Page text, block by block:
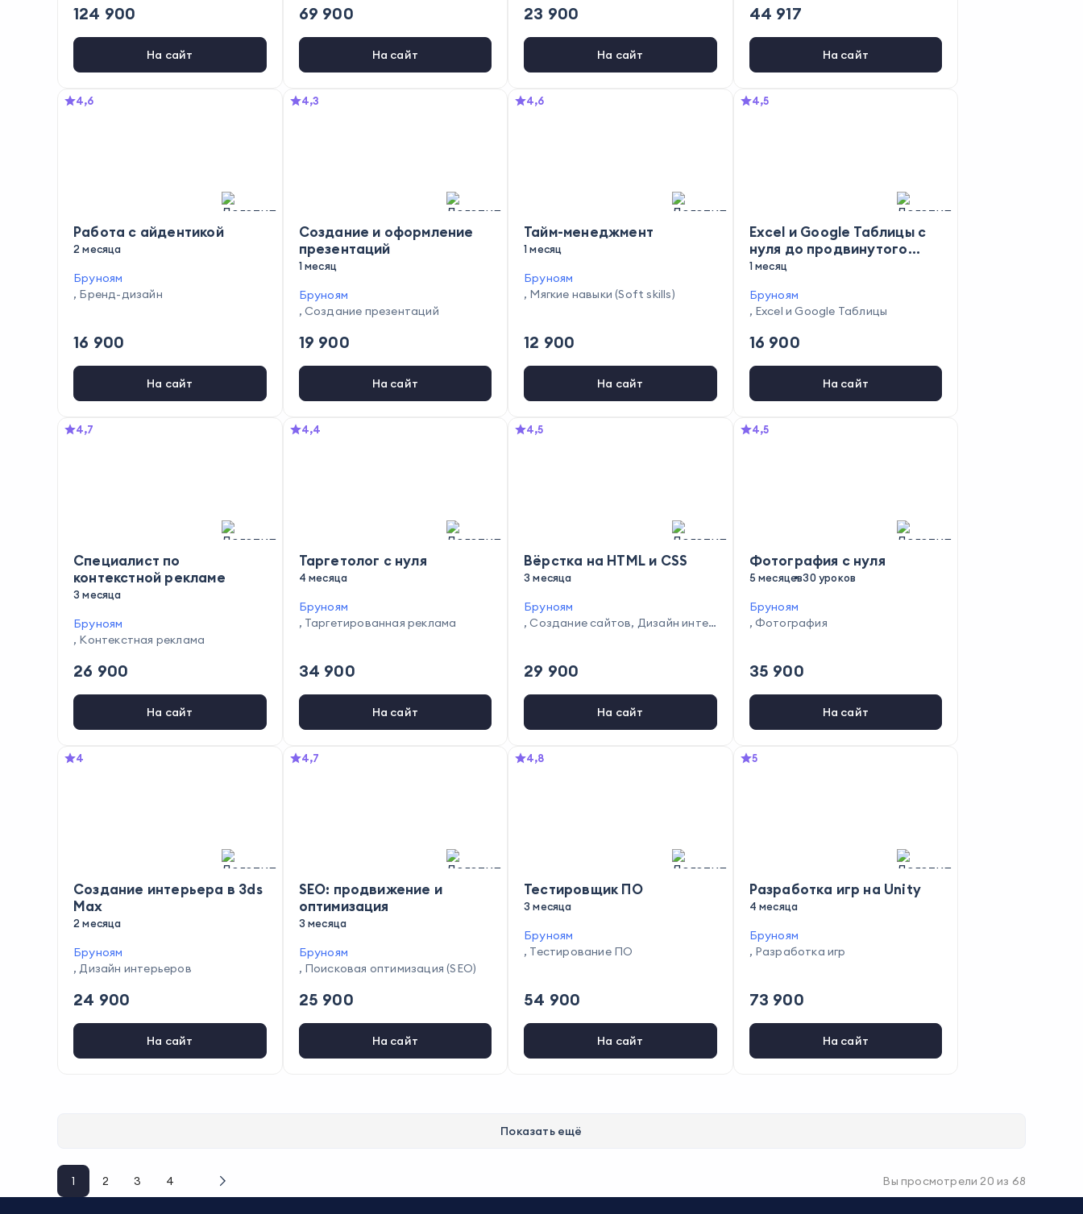
124 900
На сайт
69 900
На сайт
23 900
На сайт
44 917
На сайт
4,6
Работа с айдентикой
2 месяца
Бруноям
, Бренд-дизайн
16 900
На сайт
4,3
Создание и оформление
презентаций
1 месяц
Бруноям
, Создание презентаций
19 900
На сайт
4,6
Тайм-менеджмент
1 месяц
Бруноям
, Мягкие навыки (Soft skills)
12 900
На сайт
4,5
Excel и Google Таблицы с
нуля до продвинутого
уровня
1 месяц
Бруноям
, Excel и Google Таблицы
16 900
На сайт
4,7
Специалист по
контекстной рекламе
3 месяца
Бруноям
, Контекстная реклама
26 900
На сайт
4,4
Таргетолог с нуля
4 месяца
Бруноям
, Таргетированная реклама
34 900
На сайт
4,5
Вёрстка на HTML и CSS
3 месяца
Бруноям
,Создание сайтов, Дизайн интер
29 900
На сайт
4,5
Фотография с нуля
5 месяцев30 уроков
Бруноям
, Фотография
35 900
На сайт
4
Создание интерьера в 3ds
Max
2 месяца
Бруноям
,Дизайн интерьеров
24 900
На сайт
4,7
SEO: продвижение и
оптимизация
3 месяца
Бруноям
, Поисковая оптимизация (SEO)
25 900
На сайт
4,8
Тестировщик ПО
3 месяца
Бруноям
, Тестирование ПО
54 900
На сайт
5
Разработка игр на Unity
4 месяца
Бруноям
, Разработка игр
73 900
На сайт
Показать ещё
1 2 3 4 Вы просмотрели 20 из 68